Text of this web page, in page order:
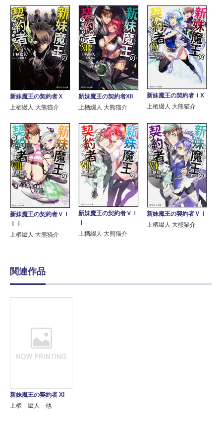
新妹魔王の契約者Ｘ
上栖綴人 大熊猫介
新妹魔王の契約者XII
上栖綴人 大熊猫介
新妹魔王の契約者ＩX
上栖綴人 大熊猫介
新妹魔王の契約者ＶＩ
ＩＩ
上栖綴人 大熊猫介
新妹魔王の契約者ＶＩ
Ｉ
上栖綴人 大熊猫介
新妹魔王の契約者ＶＩ
上栖綴人 大熊猫介
関連作品
新妹魔王の契約者 XI
上栖 綴人 他